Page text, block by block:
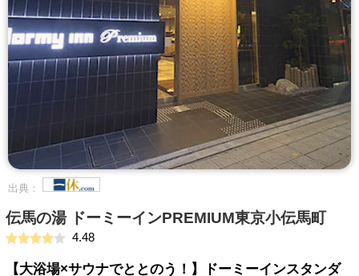
出典：
伝馬の湯 ドーミーインPREMIUM東京小伝馬町
4.48
【大浴場×サウナでととのう！】ドーミーインスタンダ